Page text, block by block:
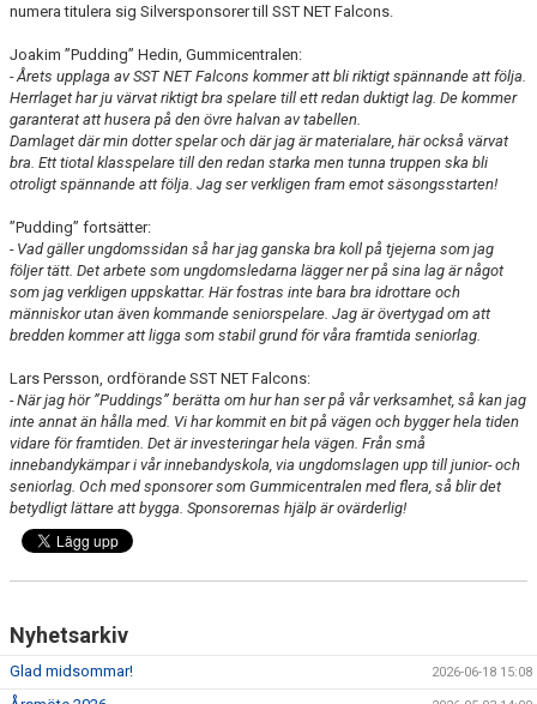
numera titulera sig Silversponsorer till SST NET Falcons.
Joakim ”Pudding” Hedin, Gummicentralen:
- Årets upplaga av SST NET Falcons kommer att bli riktigt spännande att följa.
Herrlaget har ju värvat riktigt bra spelare till ett redan duktigt lag. De kommer
garanterat att husera på den övre halvan av tabellen.
Damlaget där min dotter spelar och där jag är materialare, här också värvat
bra. Ett tiotal klasspelare till den redan starka men tunna truppen ska bli
otroligt spännande att följa. Jag ser verkligen fram emot säsongsstarten!
”Pudding” fortsätter:
- Vad gäller ungdomssidan så har jag ganska bra koll på tjejerna som jag
följer tätt. Det arbete som ungdomsledarna lägger ner på sina lag är något
som jag verkligen uppskattar. Här fostras inte bara bra idrottare och
människor utan även kommande seniorspelare. Jag är övertygad om att
bredden kommer att ligga som stabil grund för våra framtida seniorlag.
Lars Persson, ordförande SST NET Falcons:
- När jag hör ”Puddings” berätta om hur han ser på vår verksamhet, så kan jag
inte annat än hålla med. Vi har kommit en bit på vägen och bygger hela tiden
vidare för framtiden. Det är investeringar hela vägen. Från små
innebandykämpar i vår innebandyskola, via ungdomslagen upp till junior- och
seniorlag. Och med sponsorer som Gummicentralen med flera, så blir det
betydligt lättare att bygga. Sponsorernas hjälp är ovärderlig!
Nyhetsarkiv
Glad midsommar! 2026-06-18 15:08